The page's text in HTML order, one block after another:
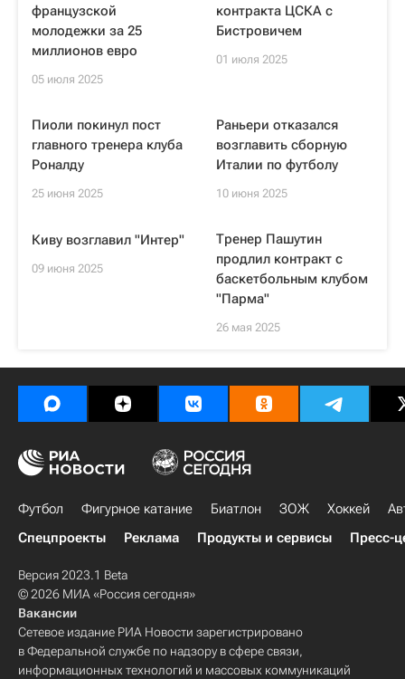
французской
молодежки за 25
миллионов евро
05 июля 2025
контракта ЦСКА с
Бистровичем
01 июля 2025
Пиоли покинул пост
главного тренера клуба
Роналду
25 июня 2025
Раньери отказался
возглавить сборную
Италии по футболу
10 июня 2025
Киву возглавил "Интер"
09 июня 2025
Тренер Пашутин
продлил контракт с
баскетбольным клубом
"Парма"
26 мая 2025
Футбол Фигурное катание Биатлон ЗОЖ Хоккей
Спецпроекты
Реклама Продукты и сервисы Пресс-
Версия 2023.1 Beta
© 2026 МИА «Россия сегодня»
Вакансии
Сетевое издание РИА Новости зарегистрировано
в Федеральной службе по надзору в сфере связи,
информационных технологий и массовых коммуникаций